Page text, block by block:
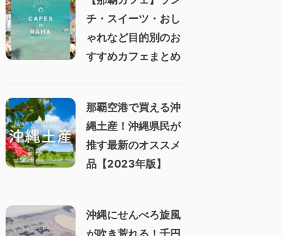
チ・スイーツ・おし
ゃれなど目的別のお
すすめカフェまとめ
那覇空港で買える沖
縄土産！沖縄県民が
推す最新のオススメ
品【2023年版】
沖縄にせんべろ旋風